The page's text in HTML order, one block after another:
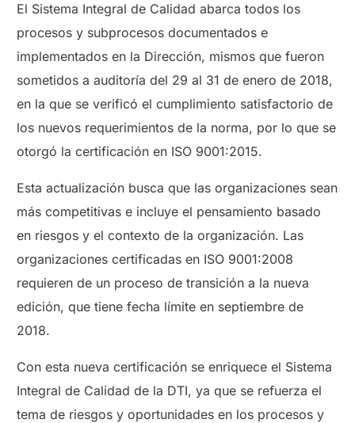
El Sistema Integral de Calidad abarca todos los
procesos y subprocesos documentados e
implementados en la Dirección, mismos que fueron
sometidos a auditoría del 29 al 31 de enero de 2018,
en la que se verificó el cumplimiento satisfactorio de
los nuevos requerimientos de la norma, por lo que se
otorgó la certificación en ISO 9001:2015.
Esta actualización busca que las organizaciones sean
más competitivas e incluye el pensamiento basado
en riesgos y el contexto de la organización. Las
organizaciones certificadas en ISO 9001:2008
requieren de un proceso de transición a la nueva
edición, que tiene fecha límite en septiembre de
2018.
Con esta nueva certificación se enriquece el Sistema
Integral de Calidad de la DTI, ya que se refuerza el
tema de riesgos y oportunidades en los procesos y